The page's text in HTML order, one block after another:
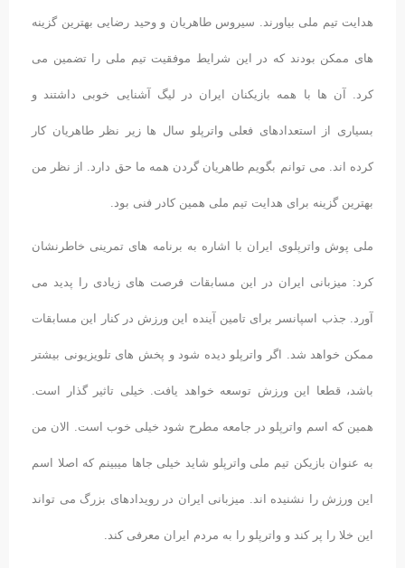
هدایت تیم ملی بیاورند. سیروس طاهریان و وحید رضایی بهترین گزینه
های ممکن بودند که در این شرایط موفقیت تیم ملی را تضمین می
کرد. آن ها با همه بازیکنان ایران در لیگ آشنایی خوبی داشتند و
بسیاری از استعدادهای فعلی واترپلو سال ها زیر نظر طاهریان کار
کرده اند. می توانم بگویم طاهریان گردن همه ما حق دارد. از نظر من
بهترین گزینه برای هدایت تیم ملی همین کادر فنی بود.
ملی پوش واترپلوی ایران با اشاره به برنامه های تمرینی خاطرنشان
کرد: میزبانی ایران در این مسابقات فرصت های زیادی را پدید می
آورد. جذب اسپانسر برای تامین آینده این ورزش در کنار این مسابقات
ممکن خواهد شد. اگر واترپلو دیده شود و پخش های تلویزیونی بیشتر
باشد، قطعا این ورزش توسعه خواهد یافت. خیلی تاثیر گذار است.
همین که اسم واترپلو در جامعه مطرح شود خیلی خوب است. الان من
به عنوان بازیکن تیم ملی واترپلو شاید خیلی جاها میبینم که اصلا اسم
این ورزش را نشنیده اند. میزبانی ایران در رویدادهای بزرگ می تواند
این خلا را پر کند و واترپلو را به مردم ایران معرفی کند.